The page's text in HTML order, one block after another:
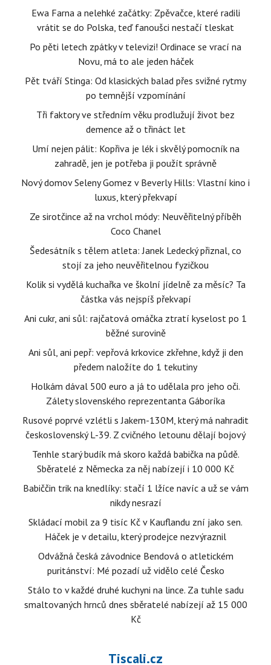
Ewa Farna a nelehké začátky: Zpěvačce, které radili
vrátit se do Polska, teď fanoušci nestačí tleskat
Po pěti letech zpátky v televizi! Ordinace se vrací na
Novu, má to ale jeden háček
Pět tváří Stinga: Od klasických balad přes svižné rytmy
po temnější vzpomínání
Tři faktory ve středním věku prodlužují život bez
demence až o třináct let
Umí nejen pálit: Kopřiva je lék i skvělý pomocník na
zahradě, jen je potřeba ji použít správně
Nový domov Seleny Gomez v Beverly Hills: Vlastní kino i
luxus, který překvapí
Ze sirotčince až na vrchol módy: Neuvěřitelný příběh
Coco Chanel
Šedesátník s tělem atleta: Janek Ledecký přiznal, co
stojí za jeho neuvěřitelnou fyzičkou
Kolik si vydělá kuchařka ve školní jídelně za měsíc? Ta
částka vás nejspíš překvapí
Ani cukr, ani sůl: rajčatová omáčka ztratí kyselost po 1
běžné surovině
Ani sůl, ani pepř: vepřová krkovice zkřehne, když ji den
předem naložíte do 1 tekutiny
Holkám dával 500 euro a já to udělala pro jeho oči.
Zálety slovenského reprezentanta Gáboríka
Rusové poprvé vzlétli s Jakem-130M, který má nahradit
československý L-39. Z cvičného letounu dělají bojový
Tenhle starý budík má skoro každá babička na půdě.
Sběratelé z Německa za něj nabízejí i 10 000 Kč
Babiččin trik na knedlíky: stačí 1 lžíce navíc a už se vám
nikdy nesrazí
Skládací mobil za 9 tisíc Kč v Kauflandu zní jako sen.
Háček je v detailu, který prodejce nezvýraznil
Odvážná česká závodnice Bendová o atletickém
puritánství: Mé pozadí už vidělo celé Česko
Stálo to v každé druhé kuchyni na lince. Za tuhle sadu
smaltovaných hrnců dnes sběratelé nabízejí až 15 000
Kč
Tiscali.cz